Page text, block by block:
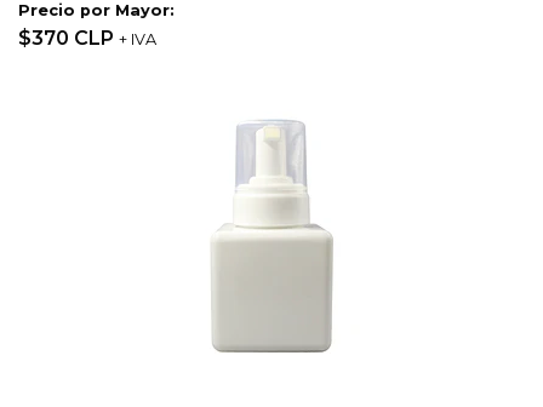
Precio por Mayor:
$370 CLP + IVA